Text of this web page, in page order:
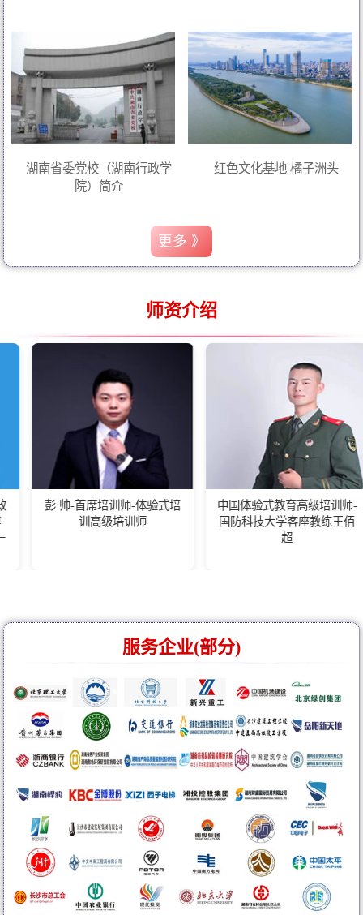
湖南省委党校（湖南行政学
院）简介
红色文化基地 橘子洲头
更多 》
师资介绍
-首席培训师-体验式培
训高级培训师
中国体验式教育高级培训师-
国防科技大学客座教练王佰
湖南
会长,
服务企业(部分)